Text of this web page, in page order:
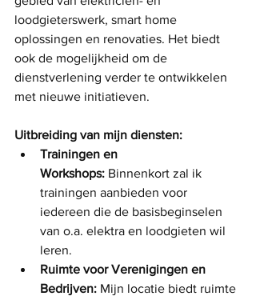
loodgieterswerk, smart home
oplossingen en renovaties. Het biedt
ook de mogelijkheid om de
dienstverlening verder te ontwikkelen
met nieuwe initiatieven.
Uitbreiding van mijn diensten:
Trainingen en
Workshops: Binnenkort zal ik
trainingen aanbieden voor
iedereen die de basisbeginselen
van o.a. elektra en loodgieten wil
leren.
Ruimte voor Verenigingen en
Bedrijven: Mijn locatie biedt ruimte